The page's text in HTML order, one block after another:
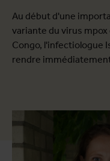
Au début d'une
variante du virus
Congo, l'infectiologue
rendre